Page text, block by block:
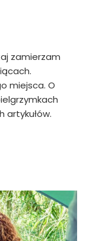
zamierzam
miejsca. O
artykułów.